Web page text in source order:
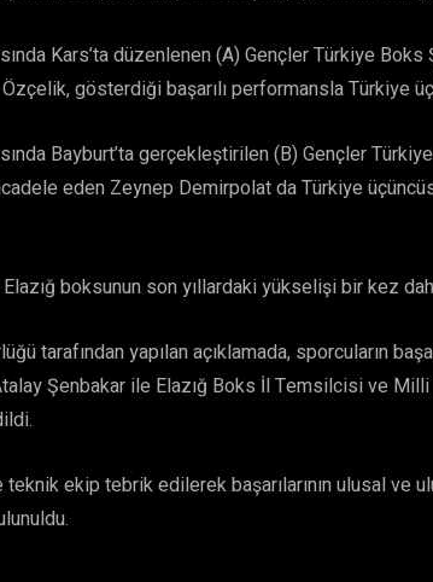
Kars’ta düzenlenen (A) Gençler Türkiye Boks
gösterdiği başarılı performansla Türkiye
Bayburt’ta gerçekleştirilen (B) Gençler
eden Zeynep Demirpolat da Türkiye
boksunun son yıllardaki yükselişi bir kez
tarafından yapılan açıklamada, sporcuların
Şenbakar ile Elazığ Boks İl Temsilcisi ve
teknik ekip tebrik edilerek başarılarının ulusal ve